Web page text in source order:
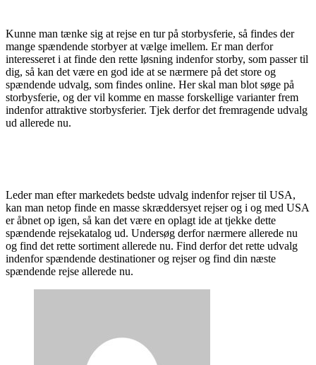
Kunne man tænke sig at rejse en tur på storbysferie, så findes der
mange spændende storbyer at vælge imellem. Er man derfor
interesseret i at finde den rette løsning indenfor storby, som passer til
dig, så kan det være en god ide at se nærmere på det store og
spændende udvalg, som findes online. Her skal man blot søge på
storbysferie, og der vil komme en masse forskellige varianter frem
indenfor attraktive storbysferier. Tjek derfor det fremragende udvalg
ud allerede nu.
Leder man efter markedets bedste udvalg indenfor rejser til USA,
kan man netop finde en masse skræddersyet rejser og i og med USA
er åbnet op igen, så kan det være en oplagt ide at tjekke dette
spændende rejsekatalog ud. Undersøg derfor nærmere allerede nu
og find det rette sortiment allerede nu. Find derfor det rette udvalg
indenfor spændende destinationer og rejser og find din næste
spændende rejse allerede nu.